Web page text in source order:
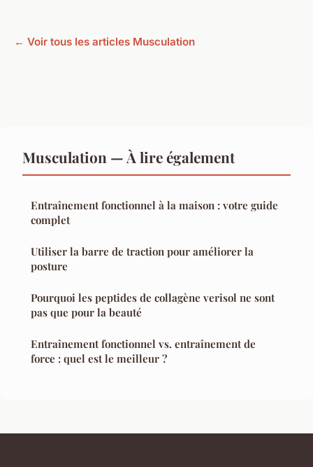
← Voir tous les articles Musculation
Musculation — À lire également
Entraînement fonctionnel à la maison : votre guide
complet
Utiliser la barre de traction pour améliorer la
posture
Pourquoi les peptides de collagène verisol ne sont
pas que pour la beauté
Entraînement fonctionnel vs. entraînement de
force : quel est le meilleur ?